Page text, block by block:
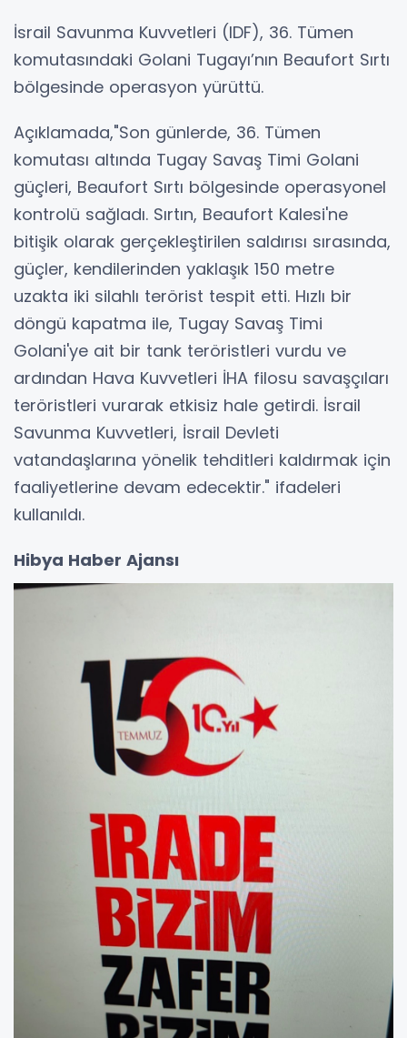
İsrail Savunma Kuvvetleri (IDF), 36. Tümen
komutasındaki Golani Tugayı’nın Beaufort Sırtı
bölgesinde operasyon yürüttü.
Açıklamada,"Son günlerde, 36. Tümen
komutası altında Tugay Savaş Timi Golani
güçleri, Beaufort Sırtı bölgesinde operasyonel
kontrolü sağladı. Sırtın, Beaufort Kalesi'ne
bitişik olarak gerçekleştirilen saldırısı sırasında,
güçler, kendilerinden yaklaşık 150 metre
uzakta iki silahlı terörist tespit etti. Hızlı bir
döngü kapatma ile, Tugay Savaş Timi
Golani'ye ait bir tank teröristleri vurdu ve
ardından Hava Kuvvetleri İHA filosu savaşçıları
teröristleri vurarak etkisiz hale getirdi. İsrail
Savunma Kuvvetleri, İsrail Devleti
vatandaşlarına yönelik tehditleri kaldırmak için
faaliyetlerine devam edecektir." ifadeleri
kullanıldı.
Hibya Haber Ajansı